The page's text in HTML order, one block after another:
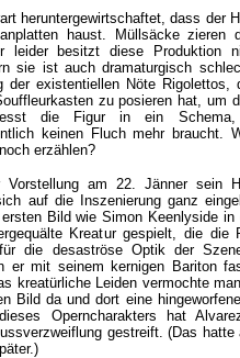
heruntergewirtschaftet, dass der
haust. Müllsäcke zieren
leider besitzt diese Produktion
sie ist auch dramaturgisch
der existentiellen Nöte Rigolettos,
zu posieren hat, um
die Figur in ein
keinen Fluch mehr braucht.
erzählen?
am 22. Jänner sein
auf die Inszenierung ganz
Bild wie Simon Keenlyside in
Kreatur gespielt, die die
die desaströse Optik der
er mit seinem kernigen Bariton
kreatürliche Leiden vermochte
Bild da und dort eine
Operncharakters hat
gestreift. (Das hatte